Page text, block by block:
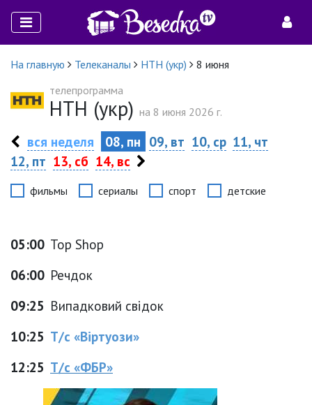
На главную Телеканалы НТН (укр)
8 июня
телепрограмма
НТН (укр) на 8 июня 2026 г.
вся неделя 08, пн 09, вт 10, ср 11, чт
12, пт 13, сб 14, вс
фильмы сериалы спорт детские
05:00 Top Shop
06:00 Речдок
09:25 Випадковий свідок
10:25 Т/с «Віртуози»
12:25 Т/с «ФБР»